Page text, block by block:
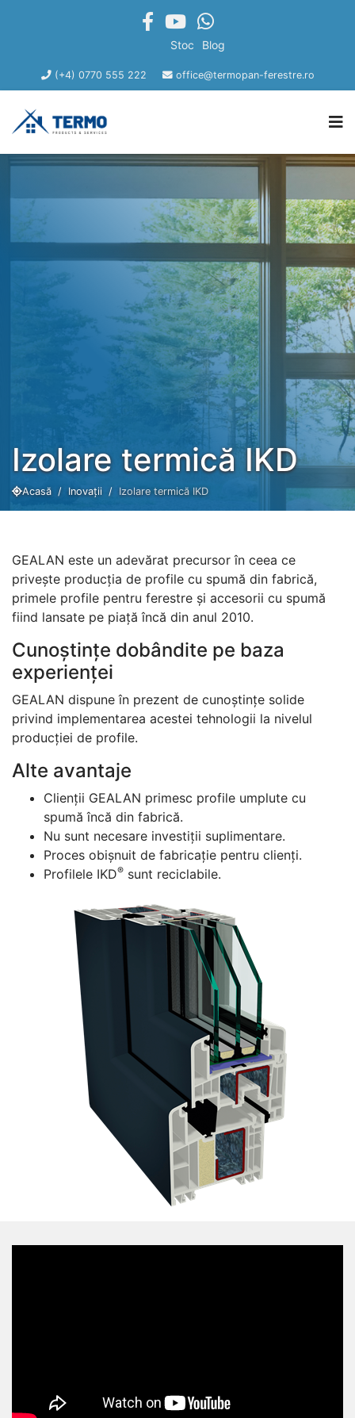
Stoc Blog
(+4) 0770 555 222 office@termopan-ferestre.ro
Izolare termică IKD
Acasă Inovații Izolare termică IKD
GEALAN este un adevărat precursor în ceea ce
privește producția de profile cu spumă din fabrică,
primele profile pentru ferestre și accesorii cu spumă
fiind lansate pe piață încă din anul 2010.
Cunoștințe dobândite pe baza
experienței
GEALAN dispune în prezent de cunoștințe solide
privind implementarea acestei tehnologii la nivelul
producției de profile.
Alte avantaje
Clienții GEALAN primesc profile umplute cu
spumă încă din fabrică.
Nu sunt necesare investiții suplimentare.
Proces obișnuit de fabricație pentru clienți.
Profilele IKD® sunt reciclabile.